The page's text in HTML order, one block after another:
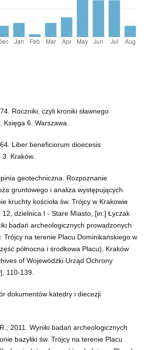
Roczniki, czyli kroniki sławnego
Księga 6. Warszawa.
Liber beneficiorum dioecesis
Kraków.
geotechniczna. Rozpoznanie
gruntowego i analiza występujących
kruchty kościoła św. Trójcy w Krakowie
12, dzielnica I - Stare Miasto, [in:] Łyczak
badań archeologicznych prowadzonych
Trójcy na terenie Placu Dominikańskiego w
północna i środkowa Placu), Kraków
of Wojewódzki Urząd Ochrony
110-139.
dokumentów katedry i diecezji
2011. Wyniki badań archeologicznych
bazyliki św. Trójcy na terenie Placu